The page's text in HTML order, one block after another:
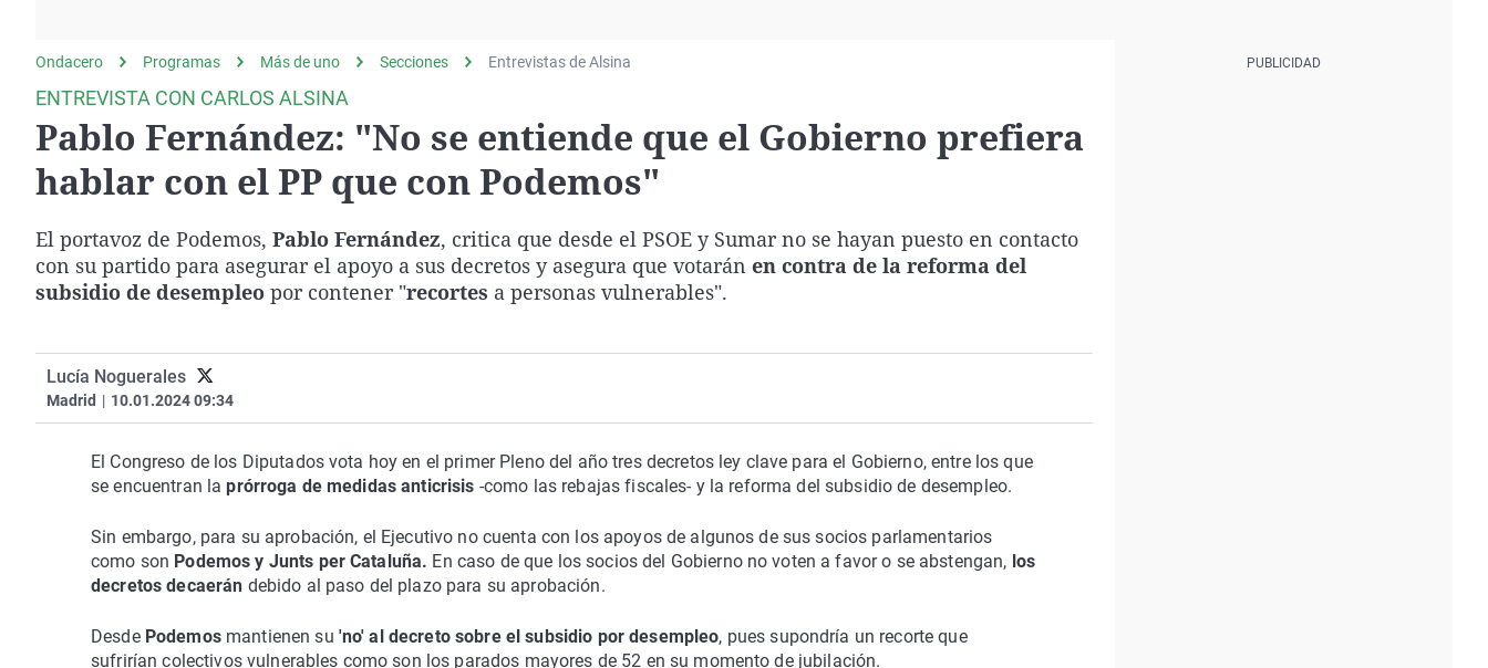
gato
Operación Viuda
Negra
Navarra
Ondacero Programas Más de uno Secciones Entrevistas de Alsina
ENTREVISTA CON CARLOS ALSINA
Pablo Fernández: "No se entiende que el Gobierno prefiera
hablar con el PP que con Podemos"
El portavoz de Podemos, Pablo Fernández, critica que desde el PSOE y Sumar no se hayan puesto en contacto
con su partido para asegurar el apoyo a sus decretos y asegura que votarán en contra de la reforma del
subsidio de desempleo por contener "recortes a personas vulnerables".
Lucía Noguerales
Madrid | 10.01.2024 09:34
El Congreso de los Diputados vota hoy en el primer Pleno del año tres decretos ley clave para el Gobierno, entre los que
se encuentran laprórroga de medidas anticrisis -como las rebajas fiscales- y la reforma del subsidio de desempleo.
Sin embargo, para su aprobación, el Ejecutivo no cuenta con los apoyos de algunos de sus socios parlamentarios
como son Podemos y Junts per Cataluña. En caso de que los socios del Gobierno no voten a favor o se abstengan, los
decretos decaerán debido al paso del plazo para su aprobación.
Desde Podemos mantienen su 'no' al decreto sobre el subsidio por desempleo, pues supondría un recorte que
sufrirían colectivos vulnerables como son los parados mayores de 52 en su momento de jubilación.